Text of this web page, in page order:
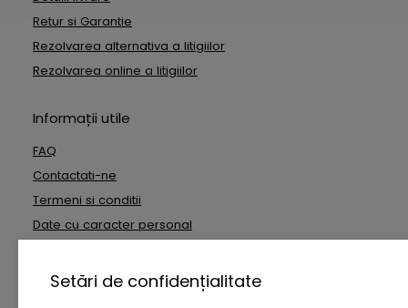
Setări de confidențialitate
Retur si Garantie
Rezolvarea alternativa a litigiilor
Rezolvarea online a litigiilor
Informații utile
FAQ
Contactati-ne
Termeni si conditii
Date cu caracter personal
Copyright © 2026 Inside Technologies SRL. Toate drepturile